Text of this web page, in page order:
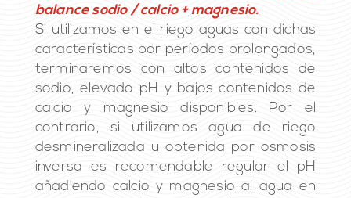
balance sodio / calcio + magnesio.
Si utilizamos en el riego aguas con dichas
características por períodos prolongados,
terminaremos con altos contenidos de
sodio, elevado pH y bajos contenidos de
calcio y magnesio disponibles. Por el
contrario, si utilizamos agua de riego
desmineralizada u obtenida por osmosis
inversa es recomendable regular el pH
añadiendo calcio y magnesio al agua en